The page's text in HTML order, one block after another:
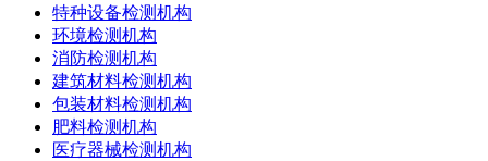
特种设备检测机构
环境检测机构
消防检测机构
建筑材料检测机构
包装材料检测机构
肥料检测机构
医疗器械检测机构